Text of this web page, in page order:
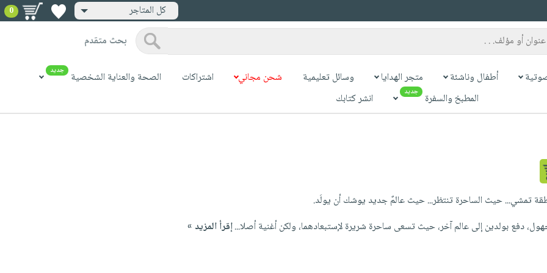
كل المتاجر 0
بحث متقدم
أطفال وناشئة متجر الهدايا وسائل تعليمية شحن مجاني اشتراكات الصحة والعناية الشخصية جديد
المطبخ والسفرة جديد
انشر كتابك
تمشي... حيث الساحرة تنتظر... حيث عالمٌ جديد يوشك أن يولَد.
دفع بولدين إلى عالم آخر، حيث تسعى ساحرة شريرة لإستبعادهما، ولكن أغنية أصلا...إقرأ المزيد »